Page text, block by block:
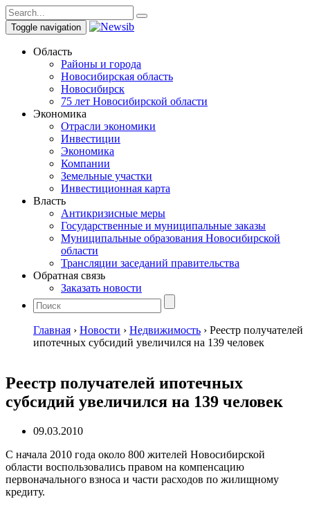
Toggle navigation
Область
Районы и города
Новосибирская область
Новосибирск
75 лет Новосибирской области
Экономика
Отрасли экономики
Инвестиции
Экономика
Компании
Земельные участки
Инвестиционная карта
Власть
Антикризисные меры
Государственные и муниципальные заказы
Муниципальные образования Новосибирской
области
Трансляции заседаний правительства
Обратная связь
Заказать новости
Главная › Новости › Недвижимость › Реестр получателей
ипотечных субсидий увеличился на 139 человек
Реестр получателей ипотечных
субсидий увеличился на 139 человек
09.03.2010
С начала 2010 года около 800 жителей Новосибирской
области воспользовались правом на компенсацию
первоначального взноса и части расходов по жилищному
кредиту.